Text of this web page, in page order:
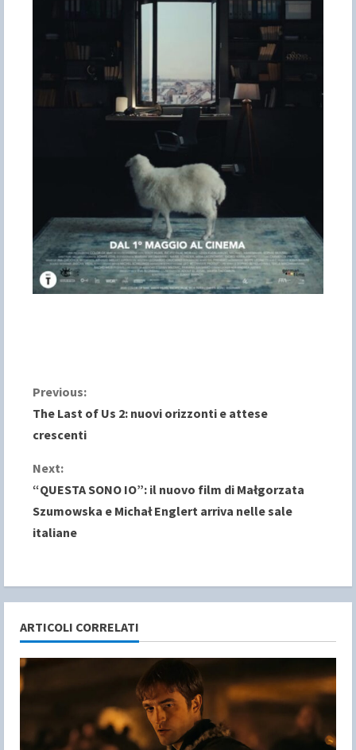
C
o
n
t
i
u
e
R
Previous:
The Last of Us 2: nuovi orizzonti e attese
crescenti
Next:
“QUESTA SONO IO”: il nuovo film di Małgorzata
Szumowska e Michał Englert arriva nelle sale
italiane
ARTICOLI CORRELATI